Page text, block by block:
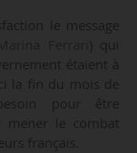
le message
) qui
étaient à
la fin du mois de
pour être
mener le combat
français.